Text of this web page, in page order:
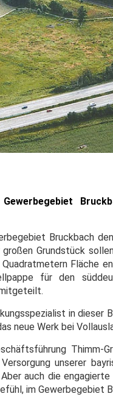
Bruckbach
Grundstück
Fläche
für den
in
neue Werk bei
Thimm-
unserer
auch die
im Gewerbegebiet